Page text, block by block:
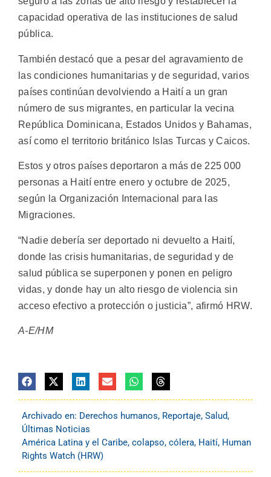
capacidad operativa de las instituciones de salud
pública.
También destacó que a pesar del agravamiento de
las condiciones humanitarias y de seguridad, varios
países continúan devolviendo a Haití a un gran
número de sus migrantes, en particular la vecina
República Dominicana, Estados Unidos y Bahamas,
así como el territorio británico Islas Turcas y Caicos.
Estos y otros países deportaron a más de 225 000
personas a Haití entre enero y octubre de 2025,
según la Organización Internacional para las
Migraciones.
“Nadie debería ser deportado ni devuelto a Haití,
donde las crisis humanitarias, de seguridad y de
salud pública se superponen y ponen en peligro
vidas, y donde hay un alto riesgo de violencia sin
acceso efectivo a protección o justicia”, afirmó HRW.
A-E/HM
Archivado en: Derechos humanos, Reportaje, Salud,
Últimas Noticias
América Latina y el Caribe, colapso, cólera, Haití, Human
Rights Watch (HRW)